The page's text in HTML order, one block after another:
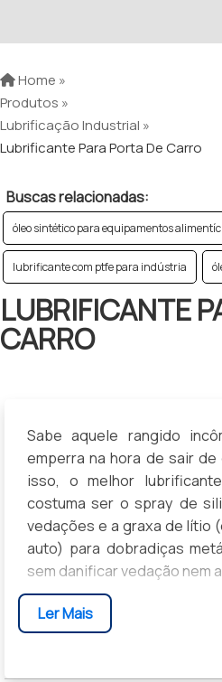
Home »
Produtos »
Lubrificação Industrial »
Lubrificante Para Porta De Carro
Buscas relacionadas:
óleo sintético para equipamentos
lubrificante com ptfe para indústria
LUBRIFICANTE
CARRO
Sabe aquele rangido
emperra na hora de sair de
isso, o melhor
costuma ser o spray de
vedações e a graxa de lítio
auto) para dobradiças
sem danificar vedação nem
Por que isso importa:
ruídos, vazamentos,
segurança; a seguir
Ler Mais